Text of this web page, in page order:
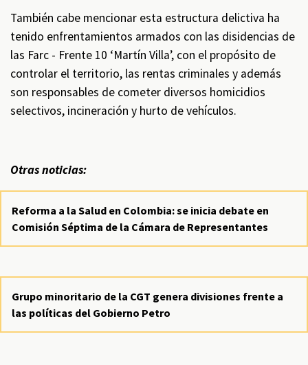
También cabe mencionar esta estructura delictiva ha
tenido enfrentamientos armados con las disidencias de
las Farc - Frente 10 ‘Martín Villa’, con el propósito de
controlar el territorio, las rentas criminales y además
son responsables de cometer diversos homicidios
selectivos, incineración y hurto de vehículos.
Otras noticias:
Reforma a la Salud en Colombia: se inicia debate en
Comisión Séptima de la Cámara de Representantes
Grupo minoritario de la CGT genera divisiones frente a
las políticas del Gobierno Petro